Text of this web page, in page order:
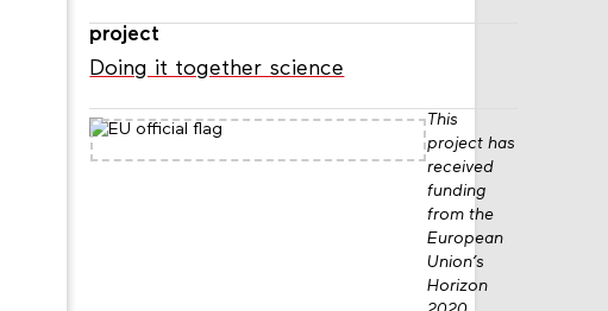
project
Doing it together science
This
project has
received
funding
from the
European
Union’s
Horizon